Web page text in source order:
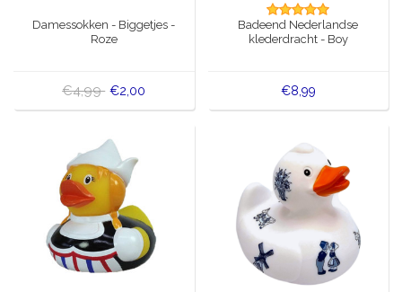
Wens & Ansichtkaarten
Koninghuis artikelen
Pins - Speldjes
Wandborden - Gekleurd en Delfts blauw
Peper en Zout stelletjes
Speelkaarten
Delfts blauwe magneten
Damessokken - Biggetjes -
Roze
€4,99 €2,00
Badeend Nederlandse
klederdracht - Boy
€8,99